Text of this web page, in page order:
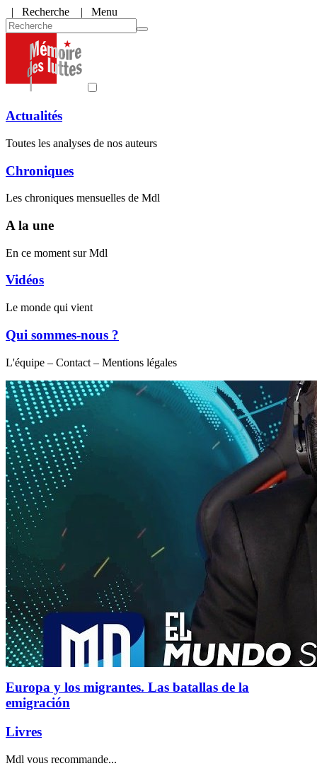
| Recherche | Menu
Actualités
Toutes les analyses de nos auteurs
Chroniques
Les chroniques mensuelles de Mdl
A la une
En ce moment sur Mdl
Vidéos
Le monde qui vient
Qui sommes-nous ?
L'équipe – Contact – Mentions légales
Europa y los migrantes. Las batallas de la
emigración
Livres
Mdl vous recommande...